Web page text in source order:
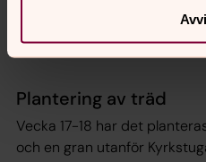
Lerums Gamla
Plantering av träd
Vecka 17-18 har det
och en gran utanför